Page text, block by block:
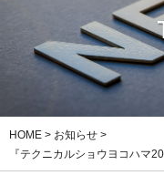
HOME > お知らせ >
『テクニカルショウヨコハマ